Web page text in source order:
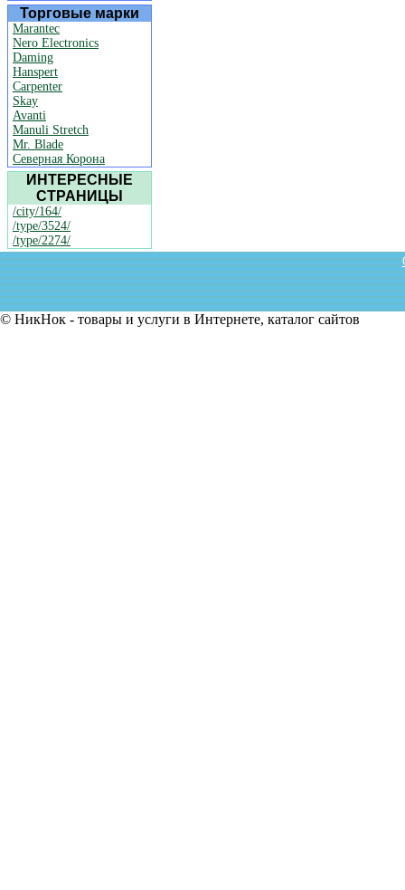
Торговые марки
Marantec
Nero Electronics
Daming
Hanspert
Carpenter
Skay
Avanti
Manuli Stretch
Mr. Blade
Северная Корона
ИНТЕРЕСНЫЕ
СТРАНИЦЫ
/city/164/
/type/3524/
/type/2274/
© НикНок - товары и услуги в Интернете, каталог сайтов